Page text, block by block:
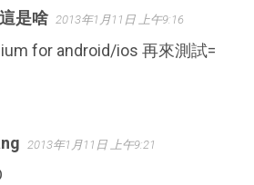
是啥 2013年1月11日 上午9:16
for android/ios 再來測試=
2013年1月11日 上午9:21